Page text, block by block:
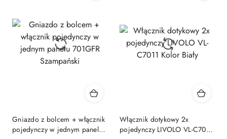
przed
obniżką
obniżką
Gniazdo z bolcem + włącznik
pojedynczy w jednym panelu
Włącznik dotykowy 2x
pojedynczy LIVOLO VL-C7011